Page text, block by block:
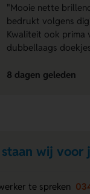
"Mooie nette
bedrukt volgens
Kwaliteit ook prima
dubbellaags
8 dagen geleden
wij voor
te spreken